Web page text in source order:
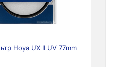
Hoya UX II UV 77mm